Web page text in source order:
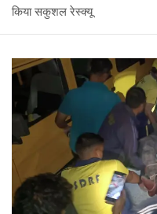
किया सकुशल रेस्क्यू